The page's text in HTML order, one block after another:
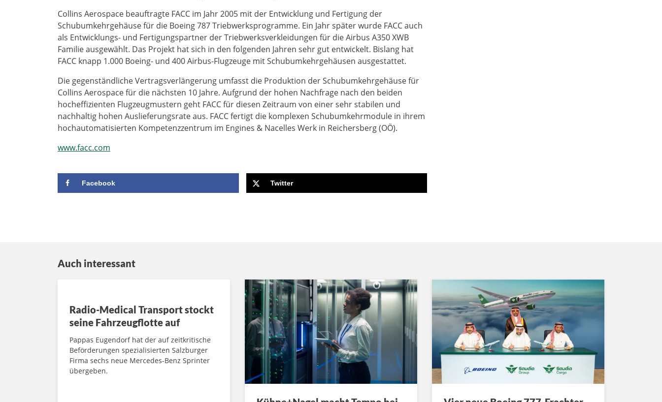
Collins Aerospace beauftragte FACC im Jahr 2005 mit der Entwicklung und Fertigung der
Schubumkehrgehäuse für die Boeing 787 Triebwerksprogramme. Ein Jahr später wurde FACC auch
als Entwicklungs- und Fertigungspartner der Triebwerksverkleidungen für die Airbus A350 XWB
Familie ausgewählt. Das Projekt hat sich in den folgenden Jahren sehr gut entwickelt. Bislang hat
FACC knapp 1.000 Boeing- und 400 Airbus-Flugzeuge mit Schubumkehrgehäusen ausgestattet.
Die gegenständliche Vertragsverlängerung umfasst die Produktion der Schubumkehrgehäuse für
Collins Aerospace für die nächsten 10 Jahre. Aufgrund der hohen Nachfrage nach den beiden
hocheffizienten Flugzeugmustern geht FACC für diesen Zeitraum von einer sehr stabilen und
nachhaltig hohen Auslieferungsrate aus. FACC fertigt die komplexen Schubumkehrmodule in ihrem
hochautomatisierten Kompetenzzentrum im Engines & Nacelles Werk in Reichersberg (OÖ).
www.facc.com
Facebook Twitter
Auch interessant
Radio-Medical Transport stockt
seine Fahrzeugflotte auf
Pappas Eugendorf hat der auf zeitkritische
Beförderungen spezialisierten Salzburger
Firma sechs neue Mercedes-Benz Sprinter
übergeben.